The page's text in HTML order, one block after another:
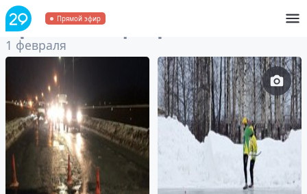
Прямой эфир
Архивза 1 февраля 2025
1 февраля